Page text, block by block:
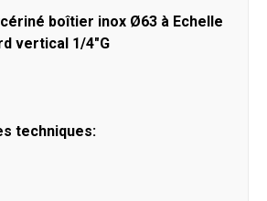
boîtier inox Ø63 à Echelle
vertical 1/4"G
techniques: